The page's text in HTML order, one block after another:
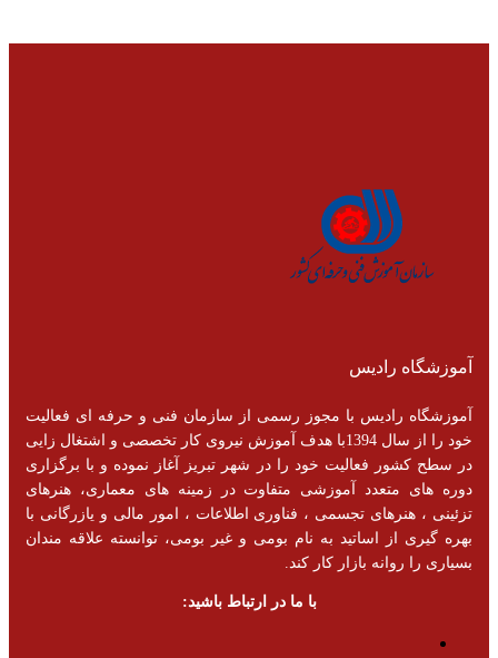
آموزشگاه رادیس
آموزشگاه رادیس با مجوز رسمی از سازمان فنی و حرفه ای فعالیت
خود را از سال 1394با هدف آموزش نیروی کار تخصصی و اشتغال زایی
در سطح کشور فعالیت خود را در شهر تبریز آغاز نموده و با برگزاری
دوره های متعدد آموزشی متفاوت در زمینه های معماری، هنرهای
تزئینی ، هنرهای تجسمی ، فناوری اطلاعات ، امور مالی و یازرگانی با
بهره گیری از اساتید به نام بومی و غیر بومی، توانسته علاقه مندان
بسیاری را روانه بازار کار کند.
با ما در ارتباط باشید: